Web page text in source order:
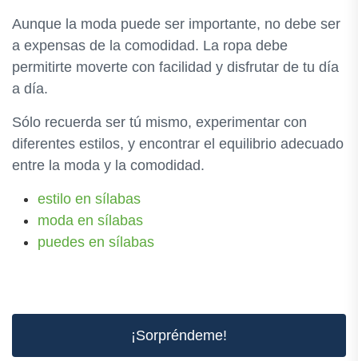
Aunque la moda puede ser importante, no debe ser
a expensas de la comodidad. La ropa debe
permitirte moverte con facilidad y disfrutar de tu día
a día.
Sólo recuerda ser tú mismo, experimentar con
diferentes estilos, y encontrar el equilibrio adecuado
entre la moda y la comodidad.
estilo en sílabas
moda en sílabas
puedes en sílabas
¡Sorpréndeme!